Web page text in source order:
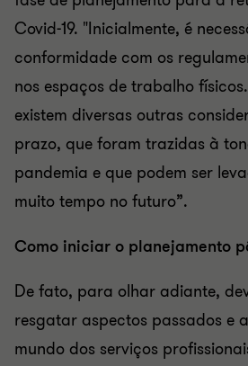
Covid-19. "Inicialmente, é
conformidade com os
nos espaços de trabalho
existem diversas outras
prazo, que foram trazidas à
pandemia e que podem ser
muito tempo no futuro”.
Como iniciar o planejamento
De fato, para olhar adiante,
resgatar aspectos passados e
mundo dos serviços